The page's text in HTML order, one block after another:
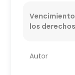
los derechos
Autor